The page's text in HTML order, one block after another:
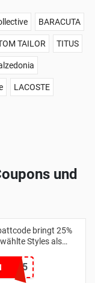
BARACUTA
TAILOR TITUS
LACOSTE
und
bringt 25%
Styles als